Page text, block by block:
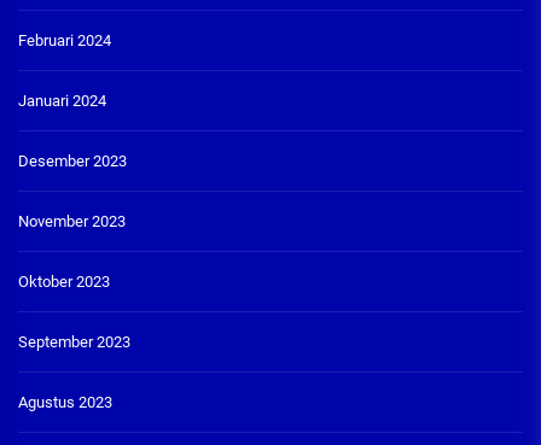
Februari 2024
Januari 2024
Desember 2023
November 2023
Oktober 2023
September 2023
Agustus 2023